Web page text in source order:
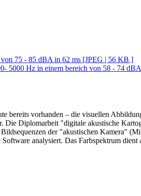
von 75 - 85 dBA in 62 ms [JPEG | 56 KB ]
5000 Hz in einem bereich von 58 - 74
bereits vorhanden – die visuellen
Die Diplomarbeit "digitale akustische
der "akustischen
analysiert. Das Farbspektrum